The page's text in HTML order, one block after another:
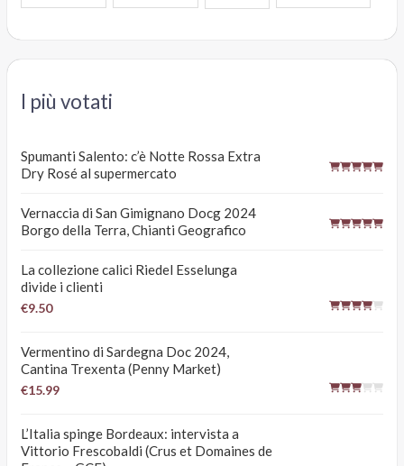
I più votati
Spumanti Salento: c’è Notte Rossa Extra
Dry Rosé al supermercato
Vernaccia di San Gimignano Docg 2024
Borgo della Terra, Chianti Geografico
La collezione calici Riedel Esselunga
divide i clienti
€9.50
Vermentino di Sardegna Doc 2024,
Cantina Trexenta (Penny Market)
€15.99
L’Italia spinge Bordeaux: intervista a
Vittorio Frescobaldi (Crus et Domaines de